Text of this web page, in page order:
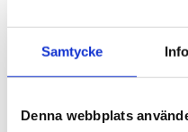
Samtycke
Denna webbplats
Tukholman
heistä, sinulta ei